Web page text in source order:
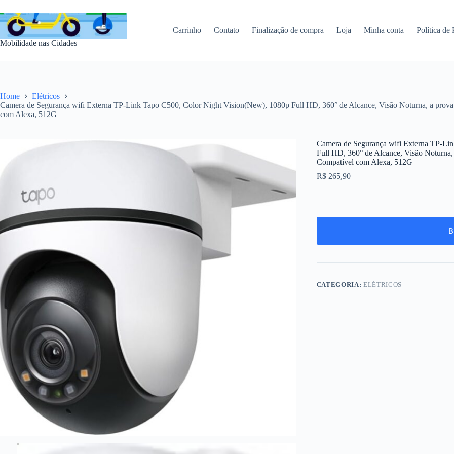
para
o
conteúdo
Mobilidade nas Cidades
Carrinho Contato Finalização de compra Loja Minha conta Política de
Home
Elétricos
Camera de Segurança wifi Externa TP-Link Tapo C500, Color Night Vision(New), 1080p Full HD, 360° de Alcance, Visão Noturna, a
com Alexa, 512G
Camera de Segurança wifi Externa TP-
Full HD, 360° de Alcance, Visão
Compatível com Alexa, 512G
R$265,90
CATEGORIA: ELÉTRICOS